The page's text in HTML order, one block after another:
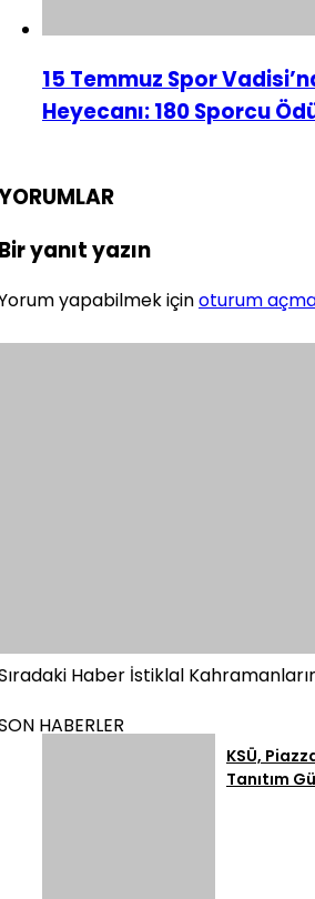
15 Temmuz Spor
Heyecanı: 180 Sporcu
yanıt yazın
yapabilmek içinoturum
Haber İstiklal
HABERLER
KSÜ,
Tanıtım